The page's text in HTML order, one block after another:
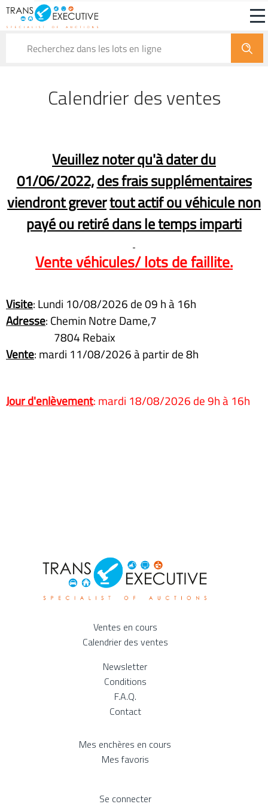
Véhicules Lots de faillite Immeubles Fonds
Calendrier des ventes
Veuillez noter qu'à dater du
01/06/2022,des frais supplémentaires
viendront grevertout actif ou véhicule non
payé ou retiré dans le temps imparti
Vente véhicules/ lots de faillite.
Visite: Lundi 10/08/2026 de 09 h à 16h
Adresse: Chemin Notre Dame,7
7804 Rebaix
Vente: mardi 11/08/2026 à partir de 8h
Jour d'enlèvement: mardi 18/08/2026 de 9h à 16h
Ventes en cours
Calendrier des ventes
Newsletter
Conditions
F.A.Q.
Contact
Mes enchères en cours
Mes favoris
Se connecter